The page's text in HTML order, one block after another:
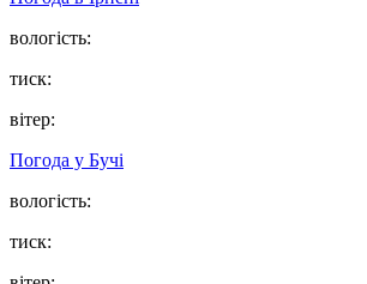
вологість:
тиск:
вітер:
Погода у Бучі
вологість:
тиск: